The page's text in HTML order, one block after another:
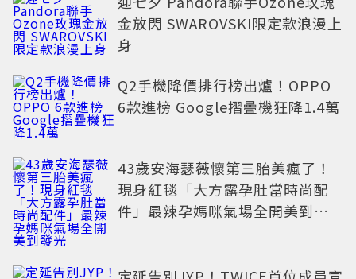
金放閃 SWAROVSKI限定款浪漫上
身
Q2手機降價排行榜出爐！OPPO
6款進榜 Google摺疊機狂降1.4萬
43歲安海瑟薇懷第三胎美瘋了！
現身紅毯「大方露孕肚當時尚配
件」最辣孕媽咪氣場全開美到發